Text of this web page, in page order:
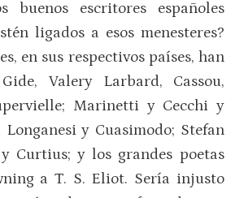
buenos escritores españoles
ligados a esos menesteres?
en sus respectivos países, han
Valery Larbard, Cassou,
Marinetti y Cecchi y
y Cuasimodo; Stefan
Curtius; y los grandes poetas
a T. S. Eliot. Sería injusto